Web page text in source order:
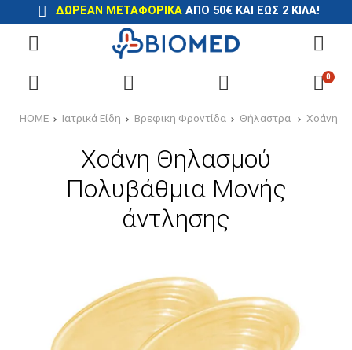
ΔΩΡΕΑΝ ΜΕΤΑΦΟΡΙΚΑΑΠΟ 50€ ΚΑΙ ΕΩΣ 2 ΚΙΛΑ!
0
HOME Ιατρικά Είδη Βρεφικη Φροντίδα Θήλαστρα Χoάνη
Χοάνη Θηλασμού
Πολυβάθμια Μονής
άντλησης